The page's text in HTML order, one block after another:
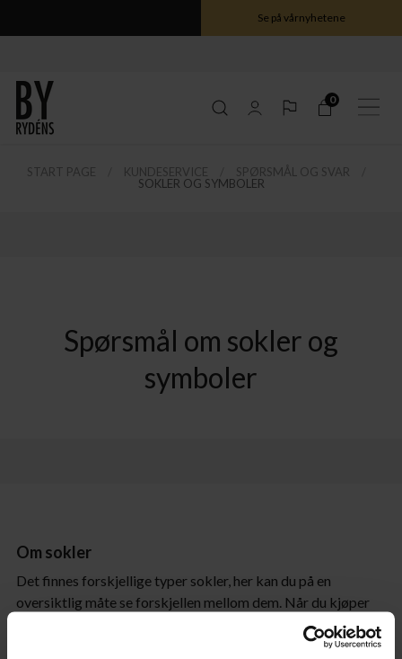
Se på vårnyhetene
0
START PAGE KUNDESERVICE
SPØRSMÅL OG SVAR
SOKLER OG SYMBOLER
Spørsmål om sokler og
symboler
Om sokler
Det finnes forskjellige typer sokler, her kan du på en
oversiktlig måte se forskjellen mellom dem. Når du kjøper
en lampe fra By Rydéns, står det alltid hvilken sokkel